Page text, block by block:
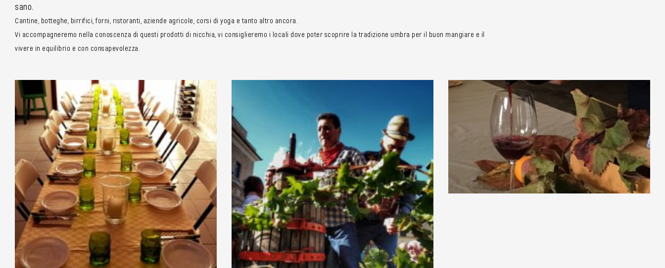
sano.
Cantine, botteghe, birrifici, forni, ristoranti, aziende agricole, corsi di yoga e tanto altro ancora.
Vi accompagneremo nella conoscenza di questi prodotti di nicchia, vi consiglieremo i locali dove poter scoprire la tradizione umbra per il buon mangiare e il
vivere in equilibrio e con consapevolezza.